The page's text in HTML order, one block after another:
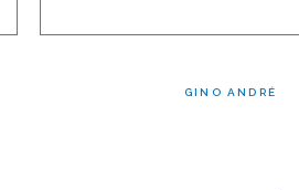
GINO ANDRÉ